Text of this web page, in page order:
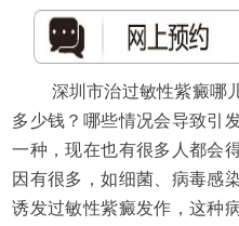
深圳市治过敏性紫癜哪儿
多少钱？哪些情况会导致引
一种，现在也有很多人都会
因有很多，如细菌、病毒感
诱发过敏性紫癜发作，这种